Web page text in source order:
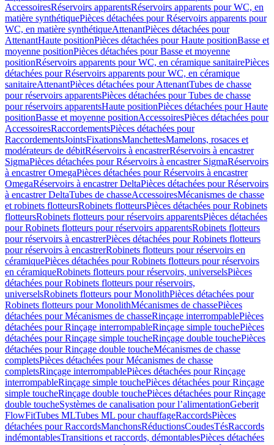
AccessoiresRéservoirs apparentsRéservoirs apparents pour WC, en
matière synthétiquePièces détachées pour Réservoirs apparents pour
WC, en matière synthétiqueAttenantPièces détachées pour
AttenantHaute positionPièces détachées pour Haute positionBasse et
moyenne positionPièces détachées pour Basse et moyenne
positionRéservoirs apparents pour WC, en céramique sanitairePièces
détachées pour Réservoirs apparents pour WC, en céramique
sanitaireAttenantPièces détachées pour AttenantTubes de chasse
pour réservoirs apparentsPièces détachées pour Tubes de chasse
pour réservoirs apparentsHaute positionPièces détachées pour Haute
positionBasse et moyenne positionAccessoiresPièces détachées pour
AccessoiresRaccordementsPièces détachées pour
RaccordementsJointsFixationsManchettesMamelons, rosaces et
modérateurs de débitRéservoirs à encastrerRéservoirs à encastrer
SigmaPièces détachées pour Réservoirs à encastrer SigmaRéservoirs
à encastrer OmegaPièces détachées pour Réservoirs à encastrer
OmegaRéservoirs à encastrer DeltaPièces détachées pour Réservoirs
à encastrer DeltaTubes de chasseAccessoiresMécanismes de chasse
et robinets flotteursRobinets flotteursPièces détachées pour Robinets
flotteursRobinets flotteurs pour réservoirs apparentsPièces détachées
pour Robinets flotteurs pour réservoirs apparentsRobinets flotteurs
pour réservoirs à encastrerPièces détachées pour Robinets flotteurs
pour réservoirs à encastrerRobinets flotteurs pour réservoirs en
céramiquePièces détachées pour Robinets flotteurs pour réservoirs
en céramiqueRobinets flotteurs pour réservoirs, universelsPièces
détachées pour Robinets flotteurs pour réservoirs,
universelsRobinets flotteurs pour MonolithPièces détachées pour
Robinets flotteurs pour MonolithMécanismes de chassePièces
détachées pour Mécanismes de chasseRinçage interrompablePièces
détachées pour Rinçage interrompableRinçage simple touchePièces
détachées pour Rinçage simple toucheRinçage double touchePièces
détachées pour Rinçage double toucheMécanismes de chasse
completsPièces détachées pour Mécanismes de chasse
completsRinçage interrompablePièces détachées pour Rinçage
interrompableRinçage simple touchePièces détachées pour Rinçage
simple toucheRinçage double touchePièces détachées pour Rinçage
double toucheSystèmes de canalisation pour l’alimentationGeberit
FlowFitTubes MLTubes ML pour chauffageRaccordsPièces
détachées pour RaccordsManchonsRéductionsCoudesTésRaccords
indémontablesTransitions et raccords, démontablesPièces détachées